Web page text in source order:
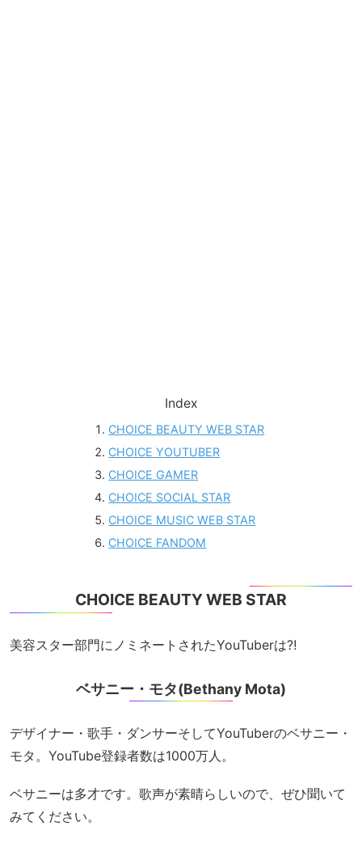
Index
CHOICE BEAUTY WEB STAR
CHOICE YOUTUBER
CHOICE GAMER
CHOICE SOCIAL STAR
CHOICE MUSIC WEB STAR
CHOICE FANDOM
CHOICE BEAUTY WEB STAR
美容スター部門にノミネートされたYouTuberは⁈
ベサニー・モタ(Bethany Mota)
デザイナー・歌手・ダンサーそしてYouTuberのベサニー・
モタ。YouTube登録者数は1000万人。
ベサニーは多才です。歌声が素晴らしいので、ぜひ聞いて
みてください。